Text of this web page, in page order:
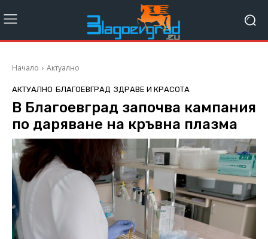
Начало Актуално
АКТУАЛНО БЛАГОЕВГРАД ЗДРАВЕ И КРАСОТА
В Благоевград започва кампания
по даряване на кръвна плазма